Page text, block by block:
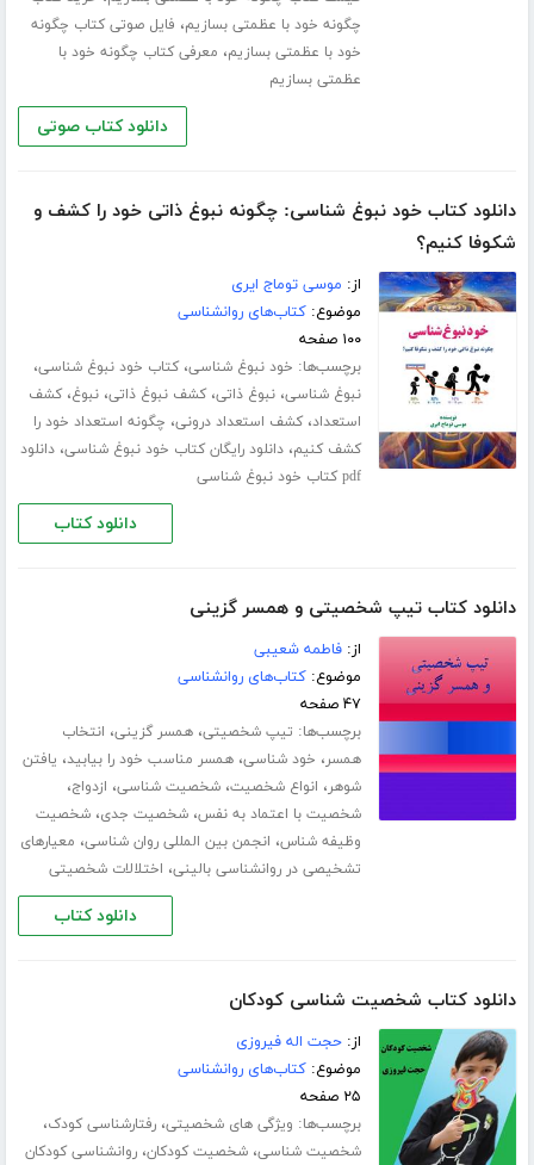
چگونه خود با عظمتی بسازیم، فایل صوتی کتاب چگونه
خود با عظمتی بسازیم، معرفی کتاب چگونه خود با
عظمتی بسازیم
دانلود کتاب صوتی
دانلود کتاب خود نبوغ شناسی: چگونه نبوغ ذاتی خود را کشف و
شکوفا کنیم؟
از: موسی توماج ایری
موضوع:کتاب‌های روانشناسی
۱۰۰ صفحه
برچسب‌ها: خود نبوغ شناسی،کتاب خود نبوغ شناسی،
نبوغ شناسی،نبوغ ذاتی،کشف نبوغ ذاتی،نبوغ،کشف
استعداد،کشف استعداد درونی، چگونه استعداد خود را
کشف کنیم،دانلود رایگان کتاب خود نبوغ شناسی،دانلود
pdf کتاب خود نبوغ شناسی
دانلود کتاب
دانلود کتاب تیپ شخصیتی و همسر گزینی
از:فاطمه شعیبی
موضوع:کتاب‌های روانشناسی
۴۷ صفحه
برچسب‌ها: تیپ شخصیتی،همسر گزینی، انتخاب
همسر، خود شناسی،همسر مناسب خود را بیابید، یافتن
شوهر، انواع شخصیت،شخصیت شناسی، ازدواج،
شخصیت با اعتماد به نفس،شخصیت جدی،شخصیت
وظیفه شناس، انجمن بین المللی روان شناسی، معیارهای
تشخیصی در روانشناسی بالینی، اختلالات شخصیتی
دانلود کتاب
دانلود کتاب شخصیت شناسی کودکان
از:حجت اله فیروزی
موضوع:کتاب‌های روانشناسی
۲۵ صفحه
برچسب‌ها: ویژگی های شخصیتی،رفتارشناسی کودک،
شخصیت شناسی،شخصیت کودکان،روانشناسی کودکان